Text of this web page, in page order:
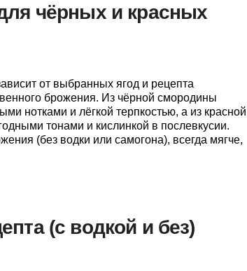
чёрных и красных
от выбранных ягод и рецепта
брожения. Из чёрной смородины
нотками и лёгкой терпкостью, а из красной
тонами и кислинкой в послевкусии.
(без водки или самогона), всегда мягче,
(с водкой и без)